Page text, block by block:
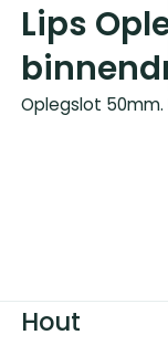
Lips
Oplegslot 50mm.
Hout